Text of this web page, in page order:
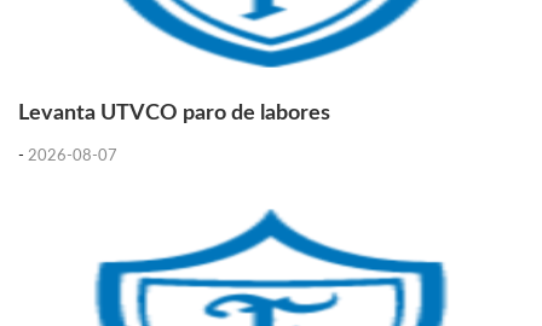
Levanta UTVCO paro de labores
- 2026-08-07